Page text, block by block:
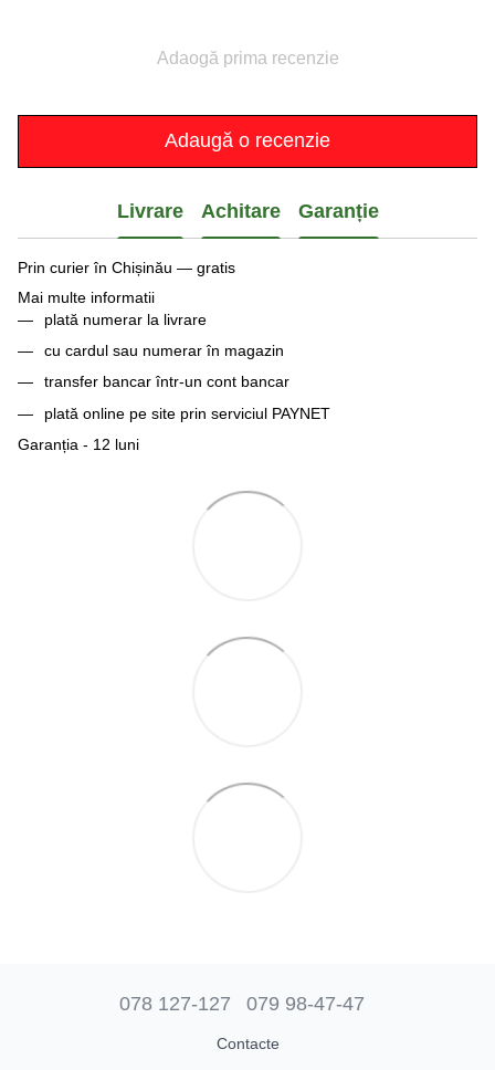
Adaogă prima recenzie
Adaugă o recenzie
Livrare Achitare Garanție
Prin curier în Chișinău — gratis
Mai multe informatii
plată numerar la livrare
cu cardul sau numerar în magazin
transfer bancar într-un cont bancar
plată online pe site prin serviciul PAYNET
Garanția - 12 luni
078 127-127 079 98-47-47
Contacte